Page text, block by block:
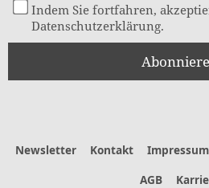
Indem Sie fortfahren,
Datenschutzerklärung.
Newsletter Kontakt Impressum
AGB